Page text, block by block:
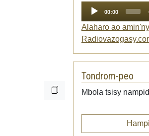
00:00
Alaharo ao amin'ny
Tondrom-peo
Mbola tsisy